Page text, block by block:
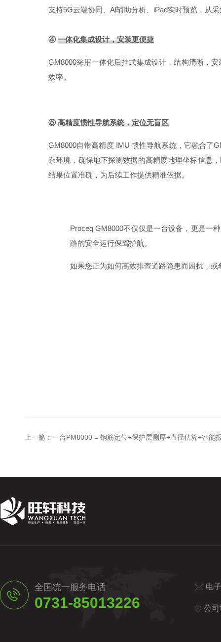
支持5G云端协同、Al辅助分析、iPad实时预览，从
④ 一体化集成设计，安装更便捷
GM8000采用一体化后挂式集成设计，结构清晰，安
效率。
⑤ 高精度惯性导航系统，定位无盲区
GM8000自带高精度 IMU 惯性导航系统，它融合了
杂环境，确保地下探测数据的高精度地理坐标信息
结果位置准确，为后续工作提供精准依据。
Proceq GM8000不仅仅是一台设备，更是一
路的安全运行保驾护航。
如果您正为如何高效排查道路隐患而困扰，
上一篇： 一台PM8000 = 钢筋定位+保护层测厚+直径估算+智能
全国统一服务电话
0731-85013226
电
公